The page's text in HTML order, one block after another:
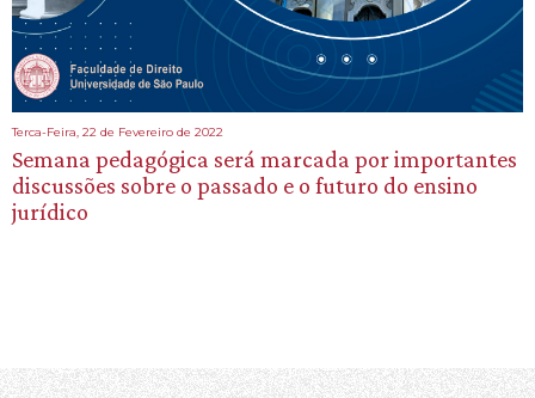
Terca-Feira, 22 de Fevereiro de 2022
Semana pedagógica será marcada por importantes
discussões sobre o passado e o futuro do ensino
jurídico